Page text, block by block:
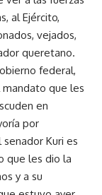
al Ejército,
vejados,
queretano.
federal,
mandato que les
en
por
Kuri es
que les dio la
y a su